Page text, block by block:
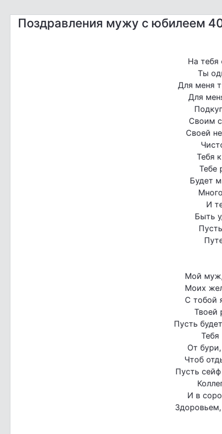
Поздравления мужу с юбилеем
На
Ты
Для меня
Для
Своим
Своей
Тебя
Тебе
Будет
И
Быть
Мой
Моих
С тобой
Твоей
Пусть
Тебя
От
Чтоб
Пусть
И в